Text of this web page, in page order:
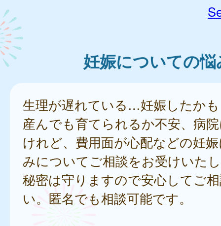
妊娠についての悩
生理が遅れている…妊娠したか
産んでも育てられるか不安、病
けれど、費用面が心配などの妊
みについてご相談をお受けいた
秘密は守りますので安心してご
い。匿名でも相談可能です。